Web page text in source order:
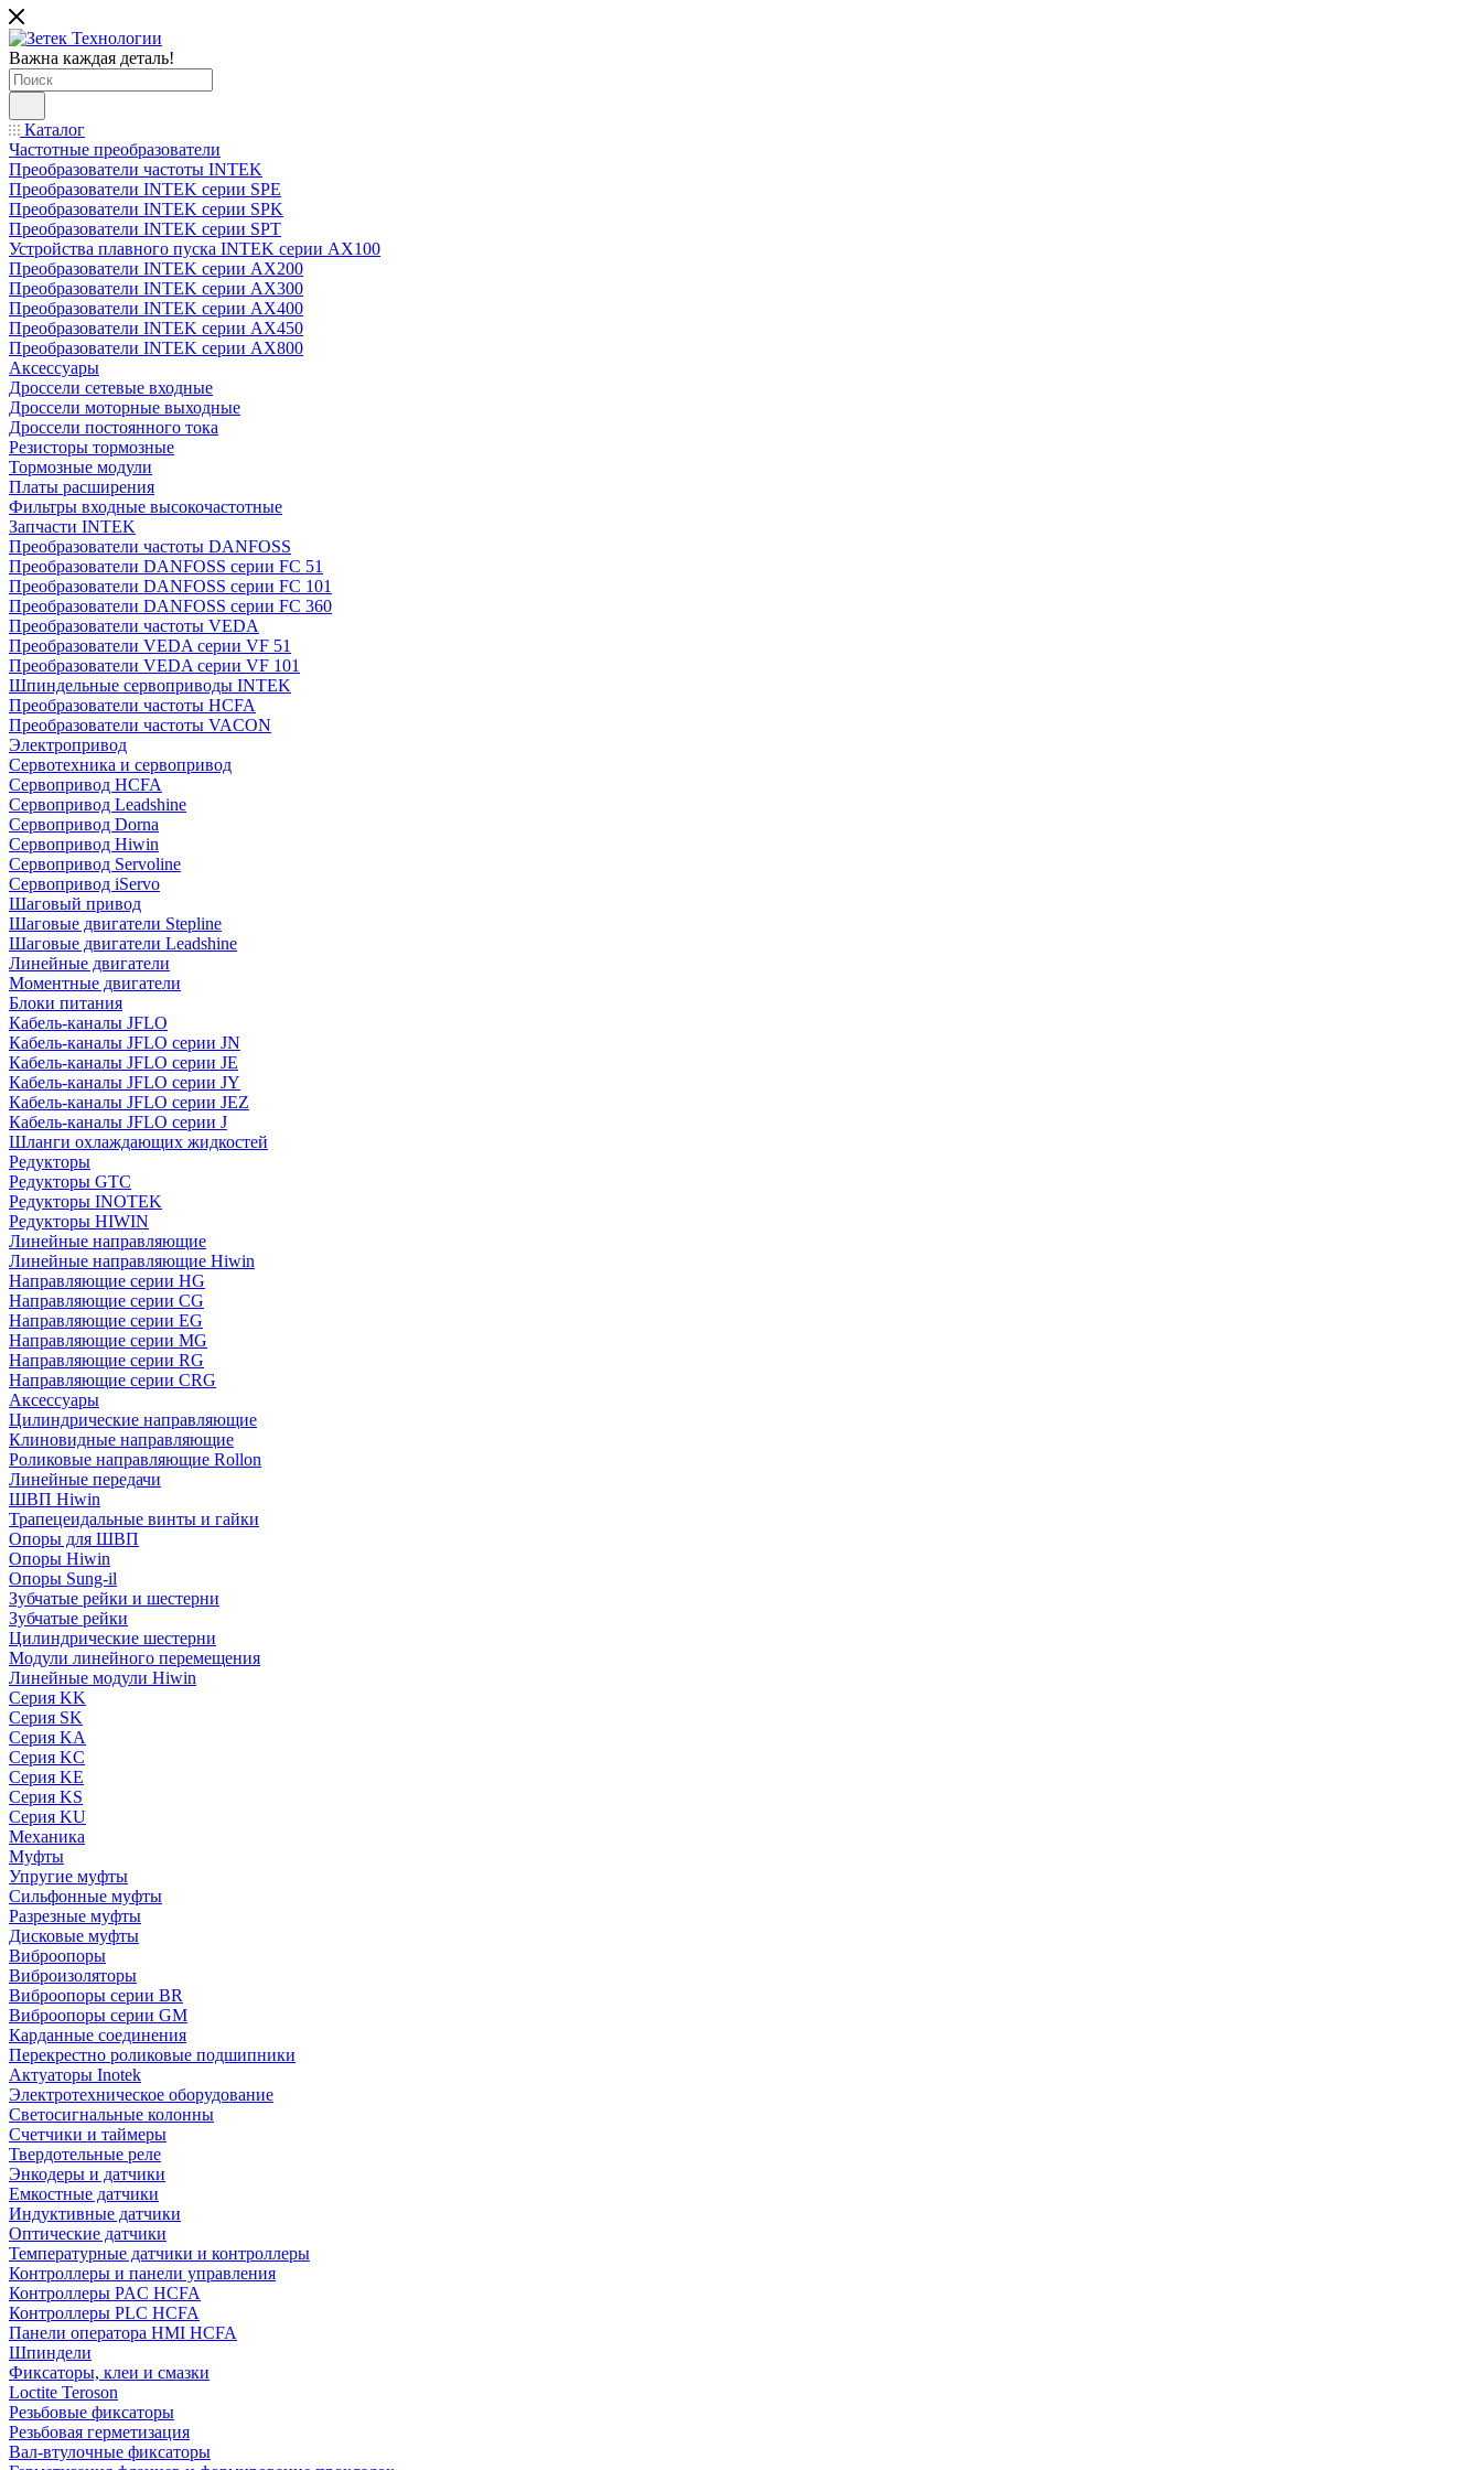
Важна каждая деталь!
Каталог
Частотные преобразователи
Преобразователи частоты INTEK
Преобразователи INTEK серии SPE
Преобразователи INTEK серии SPK
Преобразователи INTEK серии SPT
Устройства плавного пуска INTEK серии AX100
Преобразователи INTEK серии AX200
Преобразователи INTEK серии AX300
Преобразователи INTEK серии AX400
Преобразователи INTEK серии AX450
Преобразователи INTEK серии AX800
Аксессуары
Дроссели сетевые входные
Дроссели моторные выходные
Дроссели постоянного тока
Резисторы тормозные
Тормозные модули
Платы расширения
Фильтры входные высокочастотные
Запчасти INTEK
Преобразователи частоты DANFOSS
Преобразователи DANFOSS серии FC 51
Преобразователи DANFOSS серии FC 101
Преобразователи DANFOSS серии FC 360
Преобразователи частоты VEDA
Преобразователи VEDA серии VF 51
Преобразователи VEDA серии VF 101
Шпиндельные сервоприводы INTEK
Преобразователи частоты HCFA
Преобразователи частоты VACON
Электропривод
Сервотехника и сервопривод
Сервопривод HCFA
Сервопривод Leadshine
Сервопривод Dorna
Сервопривод Hiwin
Сервопривод Servoline
Сервопривод iServo
Шаговый привод
Шаговые двигатели Stepline
Шаговые двигатели Leadshine
Линейные двигатели
Моментные двигатели
Блоки питания
Кабель-каналы JFLO
Кабель-каналы JFLO серии JN
Кабель-каналы JFLO серии JE
Кабель-каналы JFLO серии JY
Кабель-каналы JFLO серии JEZ
Кабель-каналы JFLO серии J
Шланги охлаждающих жидкостей
Редукторы
Редукторы GTC
Редукторы INOTEK
Редукторы HIWIN
Линейные направляющие
Линейные направляющие Hiwin
Направляющие серии HG
Направляющие серии CG
Направляющие серии EG
Направляющие серии MG
Направляющие серии RG
Направляющие серии CRG
Аксессуары
Цилиндрические направляющие
Клиновидные направляющие
Роликовые направляющие Rollon
Линейные передачи
ШВП Hiwin
Трапецеидальные винты и гайки
Опоры для ШВП
Опоры Hiwin
Опоры Sung-il
Зубчатые рейки и шестерни
Зубчатые рейки
Цилиндрические шестерни
Модули линейного перемещения
Линейные модули Hiwin
Серия KK
Серия SK
Серия KA
Серия KC
Серия KE
Серия KS
Серия KU
Механика
Муфты
Упругие муфты
Сильфонные муфты
Разрезные муфты
Дисковые муфты
Виброопоры
Виброизоляторы
Виброопоры серии BR
Виброопоры серии GM
Карданные соединения
Перекрестно роликовые подшипники
Актуаторы Inotek
Электротехническое оборудование
Светосигнальные колонны
Счетчики и таймеры
Твердотельные реле
Энкодеры и датчики
Емкостные датчики
Индуктивные датчики
Оптические датчики
Температурные датчики и контроллеры
Контроллеры и панели управления
Контроллеры PAC HCFA
Контроллеры PLC HCFA
Панели оператора HMI HCFA
Шпиндели
Фиксаторы, клеи и смазки
Loctite Teroson
Резьбовые фиксаторы
Резьбовая герметизация
Вал-втулочные фиксаторы